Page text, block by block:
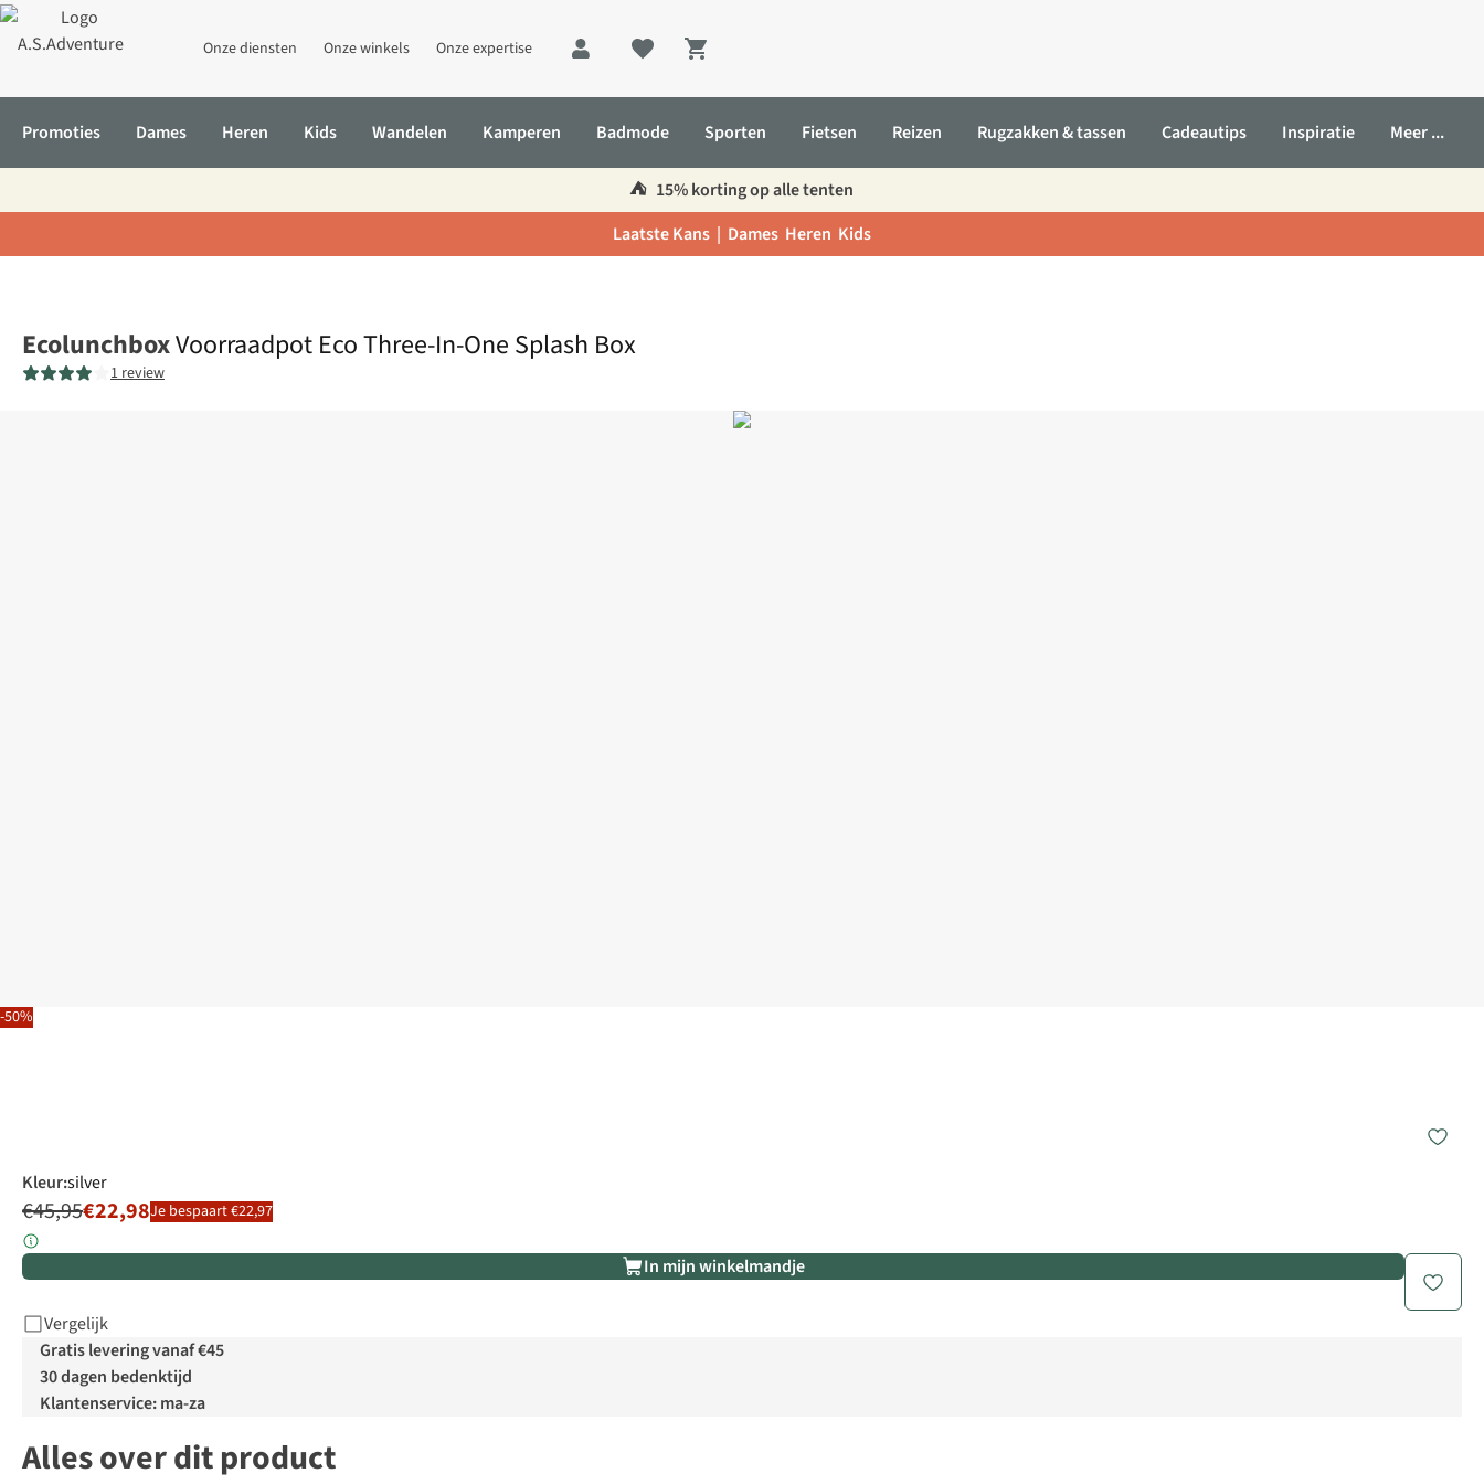
Onze diensten Onze winkels Onze expertise
Shopping cart
Promoties Dames Heren Kids Wandelen Kamperen Badmode Sporten Fietsen Reizen Rugzakken & tassen Cadeautips Inspiratie Meer ...
⛺️ 15% korting op alle tenten
Laatste Kans | Dames Heren Kids
-50%
EcolunchboxVoorraadpot Eco Three-In-One Splash Box
1 review
Kleur:silver
€45,95€22,98Je bespaart €22,97
In mijn winkelmandje
Vergelijk
Gratis levering vanaf €45
30 dagen bedenktijd
Klantenservice: ma-za
Alles over dit product